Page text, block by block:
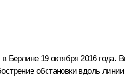
Берлине 19 октября 2016 года.
обстановки вдоль линии